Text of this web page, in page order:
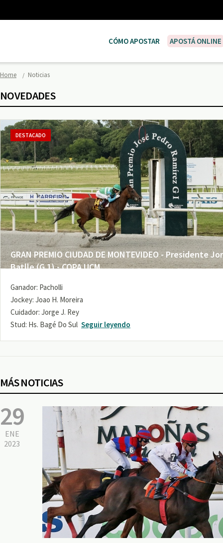
CÓMO APOSTAR APOSTÁ ONLINE
Home Noticias
NOVEDADES
GRAN PREMIO CIUDAD DE MONTEVIDEO - Presidente
Batlle (G 1) - COPA UCM
DESTACADO
Ganador: Pacholli
Jockey: Joao H. Moreira
Cuidador: Jorge J. Rey
Stud: Hs. Bagé Do Sul Seguir leyendo
MÁS NOTICIAS
29
ENE
2023